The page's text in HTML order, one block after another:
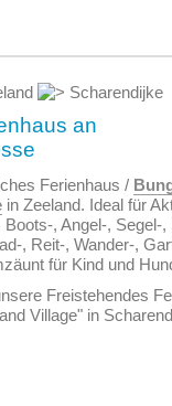
Scharendijke
an
Ferienhaus /
in Zeeland. Ideal für
Boots-, Angel-, Segel-,
, Reit-, Wander-,
für Kind und
Freistehendes
Village" in